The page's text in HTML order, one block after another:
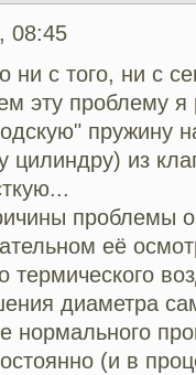
08:45
ни с того, ни с
эту проблему
пружину
цилиндру) из
проблемы
её
термического
диаметра
нормального
(и в